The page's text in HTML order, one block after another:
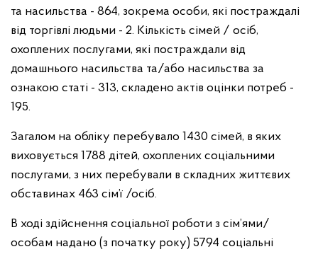
та насильства - 864, зокрема особи, які постраждалі
від торгівлі людьми - 2. Кількість сімей / осіб,
охоплених послугами, які постраждали від
домашнього насильства та/або насильства за
ознакою статі - 313, складено актів оцінки потреб -
195.
Загалом на обліку перебувало 1430 сімей, в яких
виховується 1788 дітей, охоплених соціальними
послугами, з них перебували в складних життєвих
обставинах 463 сім’ї /осіб.
В ході здійснення соціальної роботи з сім’ями/
особам надано (з початку року) 5794 соціальні